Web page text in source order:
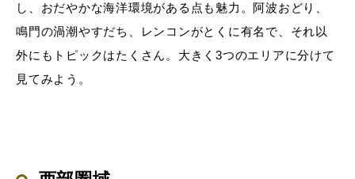
し、おだやかな海洋環境がある点も魅力。阿波おどり、
鳴門の渦潮やすだち、レンコンがとくに有名で、それ以
外にもトピックはたくさん。大きく3つのエリアに分けて
見てみよう。